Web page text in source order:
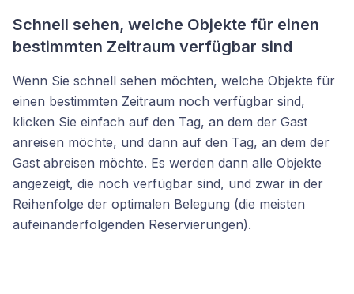
Schnell sehen, welche Objekte für einen
bestimmten Zeitraum verfügbar sind
Wenn Sie schnell sehen möchten, welche Objekte für
einen bestimmten Zeitraum noch verfügbar sind,
klicken Sie einfach auf den Tag, an dem der Gast
anreisen möchte, und dann auf den Tag, an dem der
Gast abreisen möchte. Es werden dann alle Objekte
angezeigt, die noch verfügbar sind, und zwar in der
Reihenfolge der optimalen Belegung (die meisten
aufeinanderfolgenden Reservierungen).